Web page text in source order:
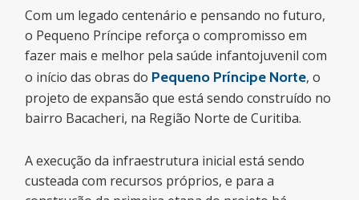
Com um legado centenário e pensando no futuro,
o Pequeno Príncipe reforça o compromisso em
fazer mais e melhor pela saúde infantojuvenil com
o início das obras do Pequeno Príncipe Norte, o
projeto de expansão que está sendo construído no
bairro Bacacheri, na Região Norte de Curitiba.
A execução da infraestrutura inicial está sendo
custeada com recursos próprios, e para a